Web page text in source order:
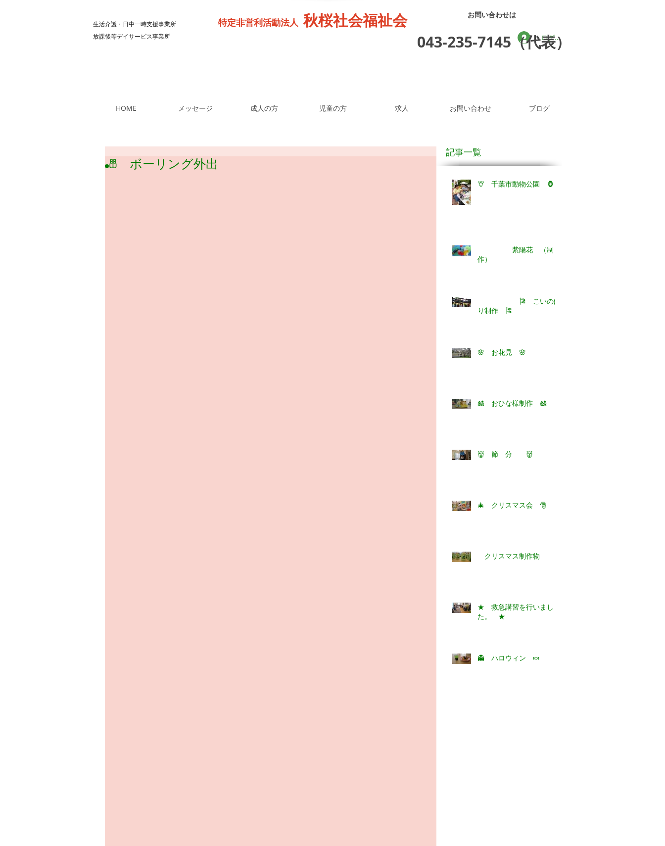
ログイン
HOME メッセージ 成人の方 児童の方 求人 お問い合わせ ブログ
🎳 ボーリング外出
記事一覧
🦒 千葉市動物公園 🦍
紫陽花 （制
作）
🎏 こいのぼ
り制作 🎏
🌸 お花見 🌸
🎎 おひな様制作 🎎
👹 節 分 👹
🎄 クリスマス会 🎅
クリスマス制作物
★ 救急講習を行いまし
た。 ★
👻 ハロウィン 🍬
生活介護・日中一時支援事業所
放課後等デイサービス事業所
特定非営利活動法人 秋桜社会福祉会 お問い合わせは
043-235-7145（代表）